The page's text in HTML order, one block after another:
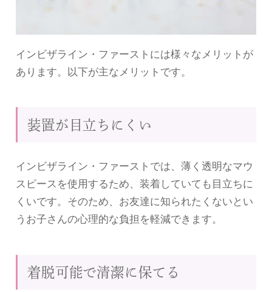
インビザライン・ファーストには様々なメリットが
あります。以下が主なメリットです。
装置が目立ちにくい
インビザライン・ファーストでは、薄く透明なマウ
スピースを使用するため、装着していても目立ちに
くいです。そのため、お友達に知られたくないとい
うお子さんの心理的な負担を軽減できます。
着脱可能で清潔に保てる